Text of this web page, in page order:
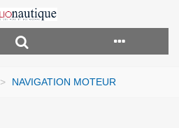
> NAVIGATION MOTEUR